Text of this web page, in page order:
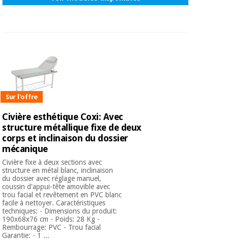
Sur l'offre
Civière esthétique Coxi: Avec
structure métallique fixe de deux
corps et inclinaison du dossier
mécanique
Civière fixe à deux sections avec
structure en métal blanc, inclinaison
du dossier avec réglage manuel,
coussin d'appui-tête amovible avec
trou facial et revêtement en PVC blanc
facile à nettoyer. Caractéristiques
techniques: - Dimensions du produit:
190x68x76 cm - Poids: 28 Kg -
Rembourrage: PVC - Trou facial
Garantie: - 1 ...